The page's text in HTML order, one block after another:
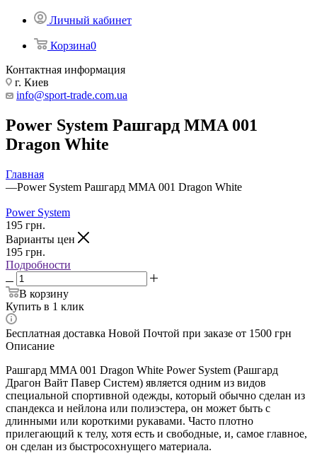
Личный кабинет
Корзина0
Контактная информация
г. Киев
info@sport-trade.com.ua
Power System Рашгард MMA 001
Dragon White
Главная
—Power System Рашгард MMA 001 Dragon White
Power System
195 грн.
Варианты цен
195 грн.
Подробности
В корзину
Купить в 1 клик
Бесплатная доставка Новой Почтой при заказе от 1500 грн
Описание
Рашгард MMA 001 Dragon White Power System (Рашгард
Драгон Вайт Павер Систем) является одним из видов
специальной спортивной одежды, который обычно сделан из
спандекса и нейлона или полиэстера, он может быть с
длинными или короткими рукавами. Часто плотно
прилегающий к телу, хотя есть и свободные, и, самое главное,
он сделан из быстросохнущего материала.